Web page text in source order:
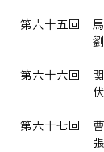
第六十五回
劉備 自
第六十六回
伏皇后
第六十七回
張遼 威